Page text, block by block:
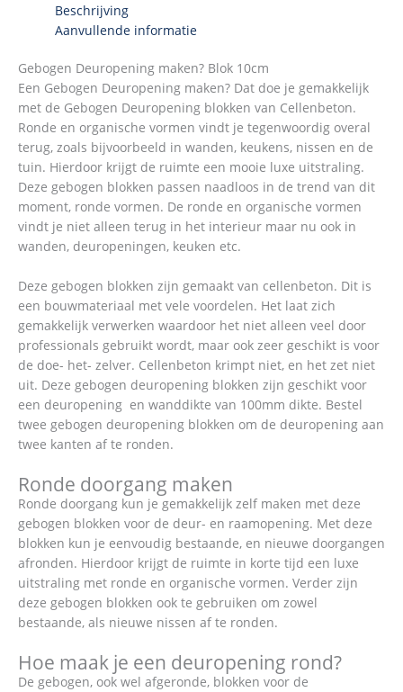
Beschrijving
Aanvullende informatie
Gebogen Deuropening maken? Blok 10cm
Een Gebogen Deuropening maken? Dat doe je gemakkelijk
met de Gebogen Deuropening blokken van Cellenbeton.
Ronde en organische vormen vindt je tegenwoordig overal
terug, zoals bijvoorbeeld in wanden, keukens, nissen en de
tuin. Hierdoor krijgt de ruimte een mooie luxe uitstraling.
Deze gebogen blokken passen naadloos in de trend van dit
moment, ronde vormen. De ronde en organische vormen
vindt je niet alleen terug in het interieur maar nu ook in
wanden, deuropeningen, keuken etc.
Deze gebogen blokken zijn gemaakt van cellenbeton. Dit is
een bouwmateriaal met vele voordelen. Het laat zich
gemakkelijk verwerken waardoor het niet alleen veel door
professionals gebruikt wordt, maar ook zeer geschikt is voor
de doe- het- zelver. Cellenbeton krimpt niet, en het zet niet
uit. Deze gebogen deuropening blokken zijn geschikt voor
een deuropening en wanddikte van 100mm dikte. Bestel
twee gebogen deuropening blokken om de deuropening aan
twee kanten af te ronden.
Ronde doorgang maken
Ronde doorgang kun je gemakkelijk zelf maken met deze
gebogen blokken voor de deur- en raamopening. Met deze
blokken kun je eenvoudig bestaande, en nieuwe doorgangen
afronden. Hierdoor krijgt de ruimte in korte tijd een luxe
uitstraling met ronde en organische vormen. Verder zijn
deze gebogen blokken ook te gebruiken om zowel
bestaande, als nieuwe nissen af te ronden.
Hoe maak je een deuropening rond?
De gebogen, ook wel afgeronde, blokken voor de